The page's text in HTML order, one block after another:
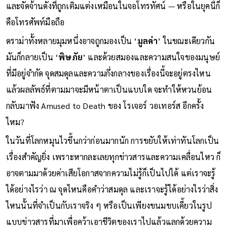
และจัดจ้านดังที่ถูกเติมแต่งเหมือนในจอโทรทัศน์ — หรือในยุคนี้ก็
คือโทรศัพท์มือถือ
ดราม่าทั้งหลายมุมหนึ่งอาจถูกมองเป็น ‘มูลค่า’ ในขณะเดียวกัน
มันก็กลายเป็น ‘พิษภัย’ และด้วยสมองและความสนใจของมนุษย์
ที่มีอยู่จำกัด จุดสมดุลและความกึ่งกลางของเรื่องนี้จะอยู่ตรงไหน
แล้วผลลัพธ์ที่ตามมาจะมีหน้าตาเป็นแบบใด จะทำให้หวนย้อน
กลับมาฟัง Amused to Death ของ โรเจอร์ วอเทอร์ส อีกครั้ง
ไหม?
ในวันที่โลกหมุนไวขึ้นกว่าก่อนมากนัก การขยับให้เท่าทันโลกเป็น
เรื่องสำคัญยิ่ง เพราะหากละเลยทุกข่าวสารและความเคลื่อนไหว ก็
อาจตามมาด้วยค่าเสียโอกาสจากความไม่รู้ก็เป็นไปได้ แต่เราจะรู้
ได้อย่างไรว่า ณ จุดไหนคือคำว่าสมดุล และเราจะรู้ได้อย่างไรว่าสิ่ง
ไหนนั้นที่จำเป็นกับเราจริง ๆ หรือเป็นเพียงขนมขบเคี้ยวในรูป
แบบข่าวสารที่มาเพื่อคว้าเอาชีวิตของเราไปแล้วแลกด้วยความ